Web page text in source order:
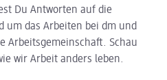
Du Antworten auf die
um das Arbeiten bei dm und
Arbeitsgemeinschaft. Schau
wir Arbeit anders leben.